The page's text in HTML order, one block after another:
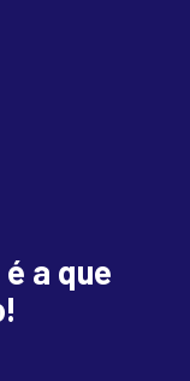
a que